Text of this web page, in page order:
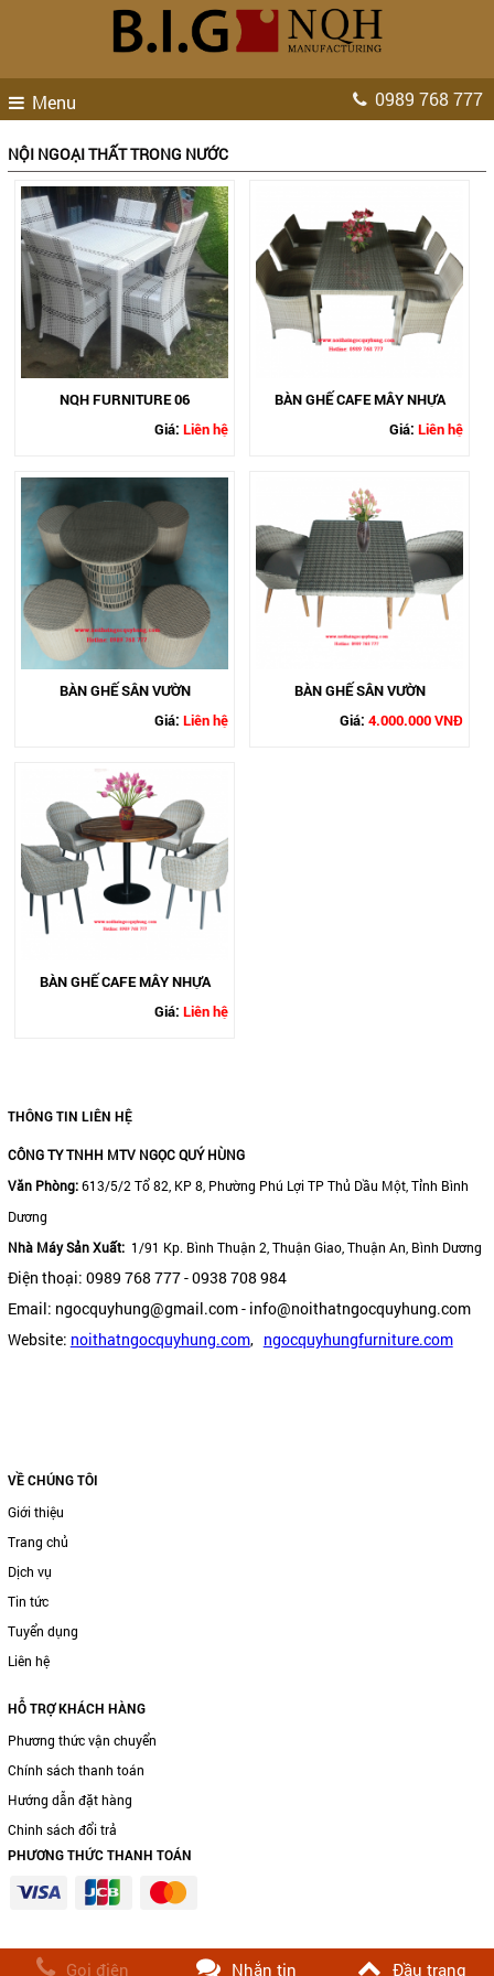
Menu 0989 768 777
NỘI NGOẠI THẤT TRONG NƯỚC
NQH FURNITURE 06
Giá:Liên hệ
BÀN GHẾ CAFE MÂY NHỰA
Giá:Liên hệ
BÀN GHẾ SÂN VƯỜN
Giá:Liên hệ
BÀN GHẾ SÂN VƯỜN
Giá:4.000.000 VNĐ
BÀN GHẾ CAFE MÂY NHỰA
Giá:Liên hệ
THÔNG TIN LIÊN HỆ
CÔNG TY TNHH MTV NGỌC QUÝ HÙNG
Văn Phòng:613/5/2 Tổ 82, KP 8, Phường Phú Lợi TP Thủ Dầu Một, Tỉnh Bình
Dương
Nhà Máy Sản Xuất: 1/91 Kp. Bình Thuận 2, Thuận Giao, Thuận An, Bình Dương
Điện thoại: 0989 768 777 - 0938 708 984
Email: ngocquyhung@gmail.com - info@noithatngocquyhung.com
Website: noithatngocquyhung.com, ngocquyhungfurniture.com
VỀ CHÚNG TÔI
Giới thiệu
Trang chủ
Dịch vụ
Tin tức
Tuyển dụng
Liên hệ
HỖ TRỢ KHÁCH HÀNG
Phương thức vận chuyển
Chính sách thanh toán
Hướng dẫn đặt hàng
Chinh sách đổi trả
PHƯƠNG THỨC THANH TOÁN
Gọi điện Nhắn tin Đầu trang